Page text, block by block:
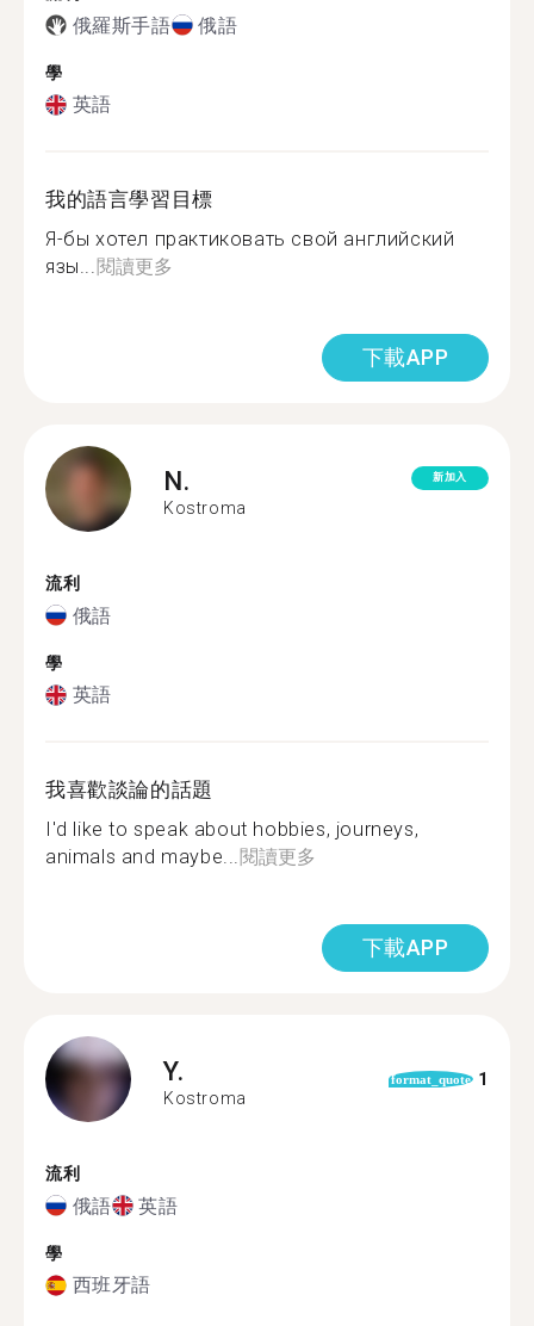
俄羅斯手語 俄語
學
英語
我的語言學習目標
Я-бы хотел практиковать свой английский
язы...閱讀更多
下載APP
N.
Kostroma
新加入
流利
俄語
學
英語
我喜歡談論的話題
I'd like to speak about hobbies, journeys,
animals and maybe...閱讀更多
下載APP
Y.
Kostroma
format_quote 1
流利
俄語 英語
學
西班牙語